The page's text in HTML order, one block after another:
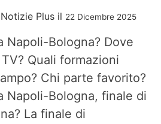
Plus il 22 Dicembre 2025
Napoli-Bologna? Dove
Quali formazioni
Chi parte favorito?
Napoli-Bologna, finale di
La finale di